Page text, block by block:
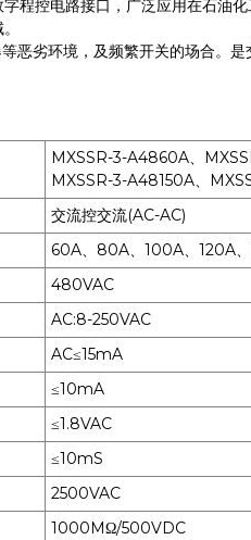
程控电路接口，广泛应用在石油
恶劣环境，及频繁开关的场合。是
MXSSR-3-A4860A、
MXSSR-3-A48150A、
交流控交流(AC-AC)
60A、80A、100A、120A
480VAC
AC:8-250VAC
AC≤15mA
≤10mA
≤1.8VAC
≤10mS
2500VAC
1000MΩ/500VDC